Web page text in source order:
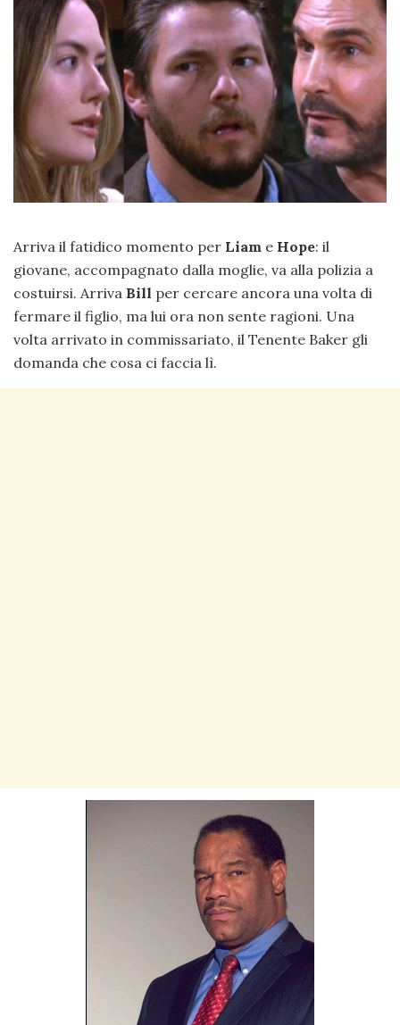
Arriva il fatidico momento per Liam e Hope: il
giovane, accompagnato dalla moglie, va alla polizia a
costuirsi. Arriva Bill per cercare ancora una volta di
fermare il figlio, ma lui ora non sente ragioni. Una
volta arrivato in commissariato, il Tenente Baker gli
domanda che cosa ci faccia lì.